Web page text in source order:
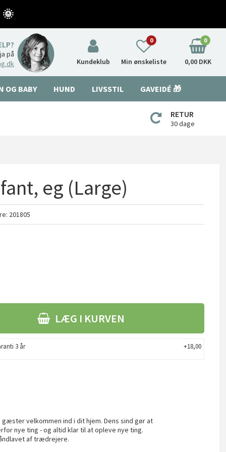
på
Kundeklub Min ønskeliste
0 0
0,00 DKK
OG BABY HUND LIVSSTIL GAVEIDÉ 🎁
RETUR
30 dage
eg (Large)
201805
LÆG I KURVEN
3 år +18,00
velkommen ind i dit hjem. Dens sind gør at
nye ting - og altid klar til at opleve nye ting.
af trædrejere.